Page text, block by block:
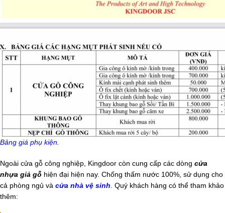
Bảng giá phụ kiện.
Ngoài cửa gỗ công nghiệp, Kingdoor còn cung cấp các dòng cửa
nhựa giả gỗ hiện đại hiện nay. Chống thấm nước 100%, sử dụng cho
cả phòng ngủ và cửa nhà vệ sinh . Quý khách hàng có thể tham khảo
thêm: